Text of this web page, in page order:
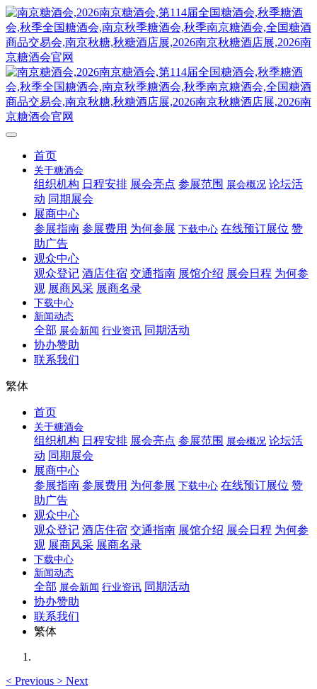
首页
关于糖酒会
组织机构 日程安排 展会亮点 参展范围 展会概况 论坛活
动 同期展会
展商中心
参展指南 参展费用 为何参展 下载中心 在线预订展位 赞
助广告
观众中心
观众登记 酒店住宿 交通指南 展馆介绍 展会日程 为何参
观 展商风采 展商名录
下载中心
新闻动态
全部 展会新闻 行业资讯 同期活动
协办赞助
联系我们
繁体
首页
关于糖酒会
组织机构 日程安排 展会亮点 参展范围 展会概况 论坛活
动 同期展会
展商中心
参展指南 参展费用 为何参展 下载中心 在线预订展位 赞
助广告
观众中心
观众登记 酒店住宿 交通指南 展馆介绍 展会日程 为何参
观 展商风采 展商名录
下载中心
新闻动态
全部 展会新闻 行业资讯 同期活动
协办赞助
联系我们
繁体
< Previous > Next